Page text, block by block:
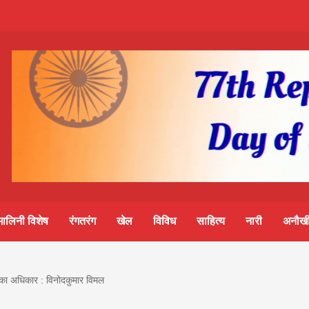
विशेष रंगतरंग खेल विविध साहित्य नारी
अधिकार : विनोदकुमार विमलआज का पंचांग: आज दिनांक 8 अगस्त 2026 शनिवार शुभसंवत्